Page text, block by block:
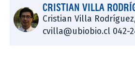
CRISTIAN VILLA
Cristian Villa
cvilla@ubiobio.cl 042-